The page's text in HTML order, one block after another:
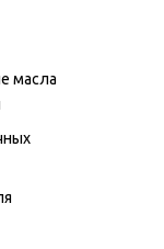
масла